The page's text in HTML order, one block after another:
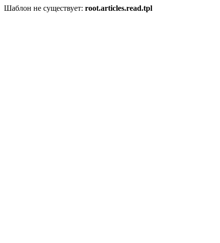
Шаблон не существует: root.articles.read.tpl